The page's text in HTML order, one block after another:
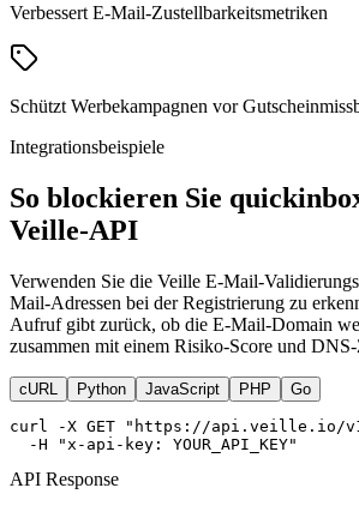
Verbessert E-Mail-Zustellbarkeitsmetriken
Schützt Werbekampagnen vor
Integrationsbeispiele
So blockieren Sie
Veille-API
Verwenden Sie die Veille E-Mail-
Mail-Adressen bei der Registrierung zu
Aufruf gibt zurück, ob die E-Mail-Domain
zusammen mit einem Risiko-Score und DNS-
cURL Python JavaScript PHP Go
curl -X GET "https://api.veille.io/v1/
  -H "x-api-key: YOUR_API_KEY"
API Response